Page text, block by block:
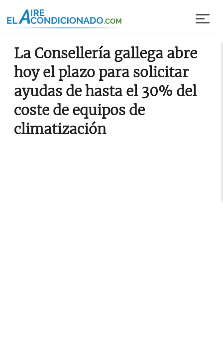
La Consellería gallega abre
hoy el plazo para solicitar
ayudas de hasta el 30% del
coste de equipos de
climatización